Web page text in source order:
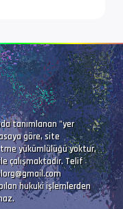
tanımlanan "yer
göre, site
yükümlülüğü yoktur.
çalışmaktadır. Telif
hukuki işlemlerden